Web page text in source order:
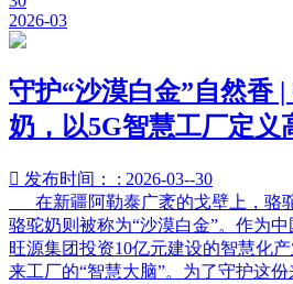
2026-03
守护“沙漠白金”自然香
奶，以5G智慧工厂定义
 发布时间： : 2026-03--30
在新疆阿勒泰广袤的戈壁上，骆
骆驼奶则被称为“沙漠白金”。作为
旺源集团投资10亿元建设的智慧化
来工厂的“智慧大脑”。为了守护这